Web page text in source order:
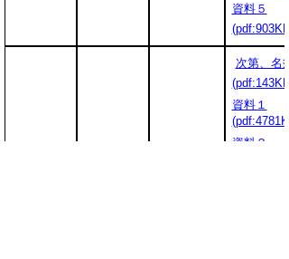
資料５
(pdf:903KB)
次第、名簿
(pdf:143KB)
資料１
資料２